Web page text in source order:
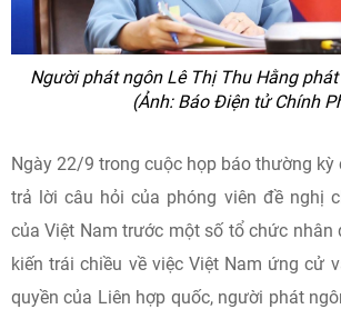
Người phát ngôn Lê Thị Thu Hằng
(Ảnh: Báo Điện tử Chính
Ngày 22/9 trong cuộc họp báo thường kỳ
trả lời câu hỏi của phóng viên đề nghị
của Việt Nam trước một số tổ chức nhân
kiến trái chiều về việc Việt Nam ứng cử
quyền của Liên hợp quốc, người phát